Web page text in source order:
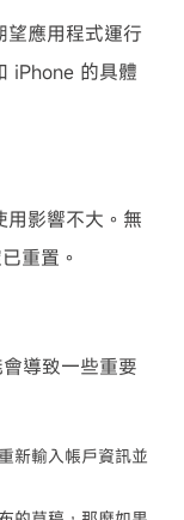
應用程式運行
iPhone 的具體
影響不大。無
重置。
導致一些重要
新輸入帳戶資訊並